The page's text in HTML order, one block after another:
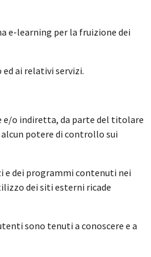
e-learning per la fruizione dei
ai relativi servizi.
e/o indiretta, da parte del titolare
potere di controllo sui
e dei programmi contenuti nei
dei siti esterni ricade
sono tenuti a conoscere e a